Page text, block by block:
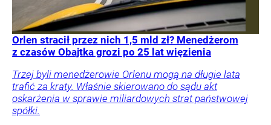
Orlen stracił przez nich 1,5 mld zł? Menedżerom
z czasów Obajtka grozi po 25 lat więzienia
Trzej byli menedżerowie Orlenu mogą na długie lata
trafić za kraty. Właśnie skierowano do sądu akt
oskarżenia w sprawie miliardowych strat państwowej
spółki.